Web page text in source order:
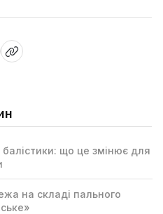
що це змінює для
на складі пального